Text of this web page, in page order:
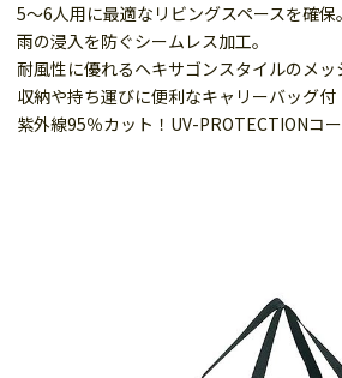
5～6人用に最適なリビングスペースを確保。
雨の浸入を防ぐシームレス加工。
耐風性に優れるヘキサゴンスタイルのメッ
収納や持ち運びに便利なキャリーバッグ付
紫外線95％カット！UV-PROTECTIONコ